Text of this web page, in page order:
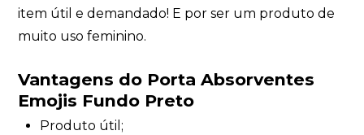
item útil e demandado! E por ser um produto de
muito uso feminino.
Vantagens do Porta Absorventes
Emojis Fundo Preto
Produto útil;